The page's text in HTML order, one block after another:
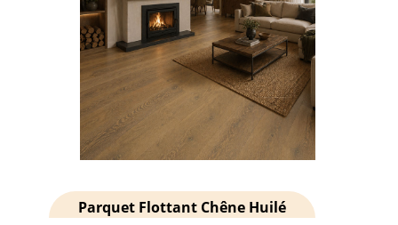
Parquet Flottant Chêne Huilé